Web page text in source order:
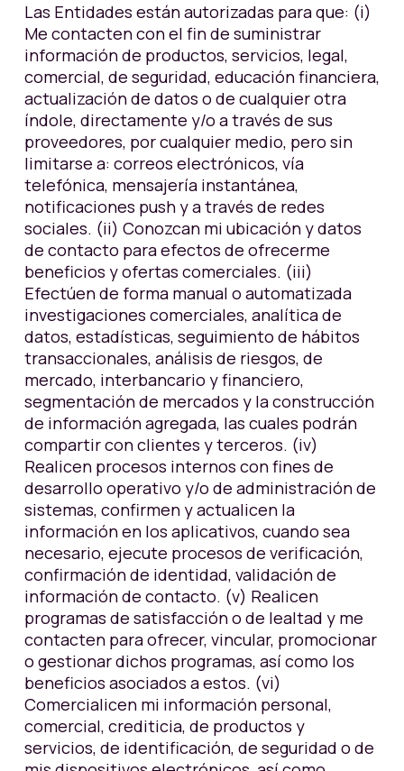
Las Entidades están autorizadas para que: (i)
Me contacten con el fin de suministrar
información de productos, servicios, legal,
comercial, de seguridad, educación financiera,
actualización de datos o de cualquier otra
índole, directamente y/o a través de sus
proveedores, por cualquier medio, pero sin
limitarse a: correos electrónicos, vía
telefónica, mensajería instantánea,
notificaciones push y a través de redes
sociales. (ii) Conozcan mi ubicación y datos
de contacto para efectos de ofrecerme
beneficios y ofertas comerciales. (iii)
Efectúen de forma manual o automatizada
investigaciones comerciales, analítica de
datos, estadísticas, seguimiento de hábitos
transaccionales, análisis de riesgos, de
mercado, interbancario y financiero,
segmentación de mercados y la construcción
de información agregada, las cuales podrán
compartir con clientes y terceros. (iv)
Realicen procesos internos con fines de
desarrollo operativo y/o de administración de
sistemas, confirmen y actualicen la
información en los aplicativos, cuando sea
necesario, ejecute procesos de verificación,
confirmación de identidad, validación de
información de contacto. (v) Realicen
programas de satisfacción o de lealtad y me
contacten para ofrecer, vincular, promocionar
o gestionar dichos programas, así como los
beneficios asociados a estos. (vi)
Comercialicen mi información personal,
comercial, crediticia, de productos y
servicios, de identificación, de seguridad o de